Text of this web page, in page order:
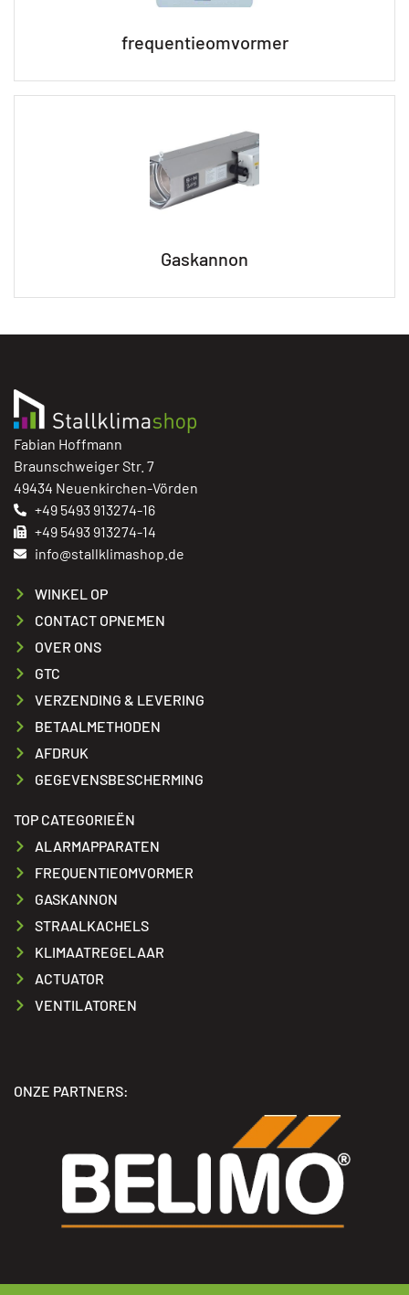
frequentieomvormer
Gaskannon
Fabian Hoffmann
Braunschweiger Str. 7
49434 Neuenkirchen-Vörden
+49 5493 913274-16
+49 5493 913274-14
info@stallklimashop.de
WINKEL OP
CONTACT OPNEMEN
OVER ONS
GTC
VERZENDING & LEVERING
BETAALMETHODEN
AFDRUK
GEGEVENSBESCHERMING
TOP CATEGORIEËN
ALARMAPPARATEN
FREQUENTIEOMVORMER
GASKANNON
STRAALKACHELS
KLIMAATREGELAAR
ACTUATOR
VENTILATOREN
ONZE PARTNERS: